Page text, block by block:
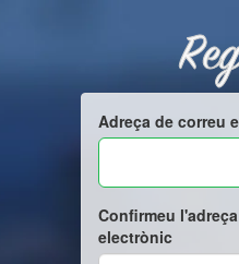
Adreça de correu
Confirmeu
electrònic